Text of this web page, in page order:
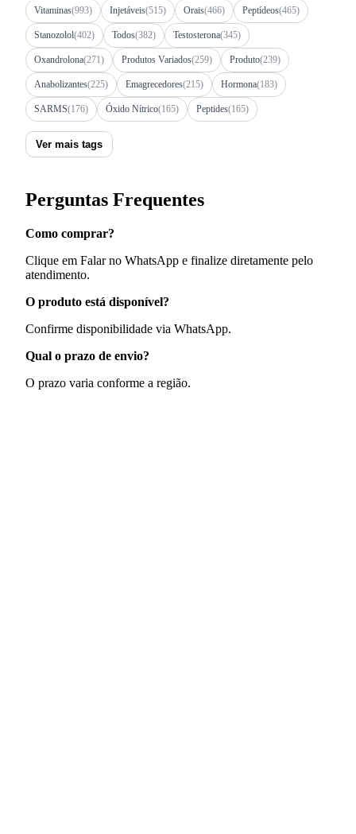
Vitaminas(993) Injetáveis(515) Orais(466) Peptídeos(465)
Stanozolol(402) Todos(382) Testosterona(345)
Oxandrolona(271) Produtos Variados(259) Produto(239)
Anabolizantes(225) Emagrecedores(215) Hormona(183)
SARMS(176) Óxido Nítrico(165) Peptides(165)
Ver mais tags
Perguntas Frequentes
Como comprar?
Clique em Falar no WhatsApp e finalize diretamente pelo
atendimento.
O produto está disponível?
Confirme disponibilidade via WhatsApp.
Qual o prazo de envio?
O prazo varia conforme a região.